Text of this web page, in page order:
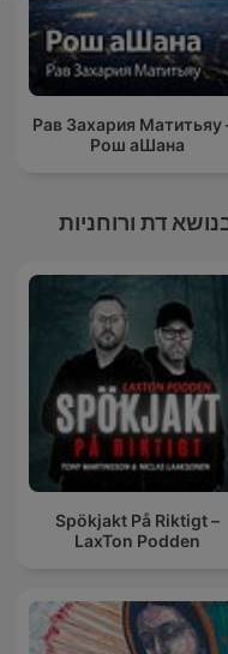
Рав Захария Матитьяу —
Рош аШана
דת ורוחניות
Spökjakt På Riktigt –
LaxTon Podden